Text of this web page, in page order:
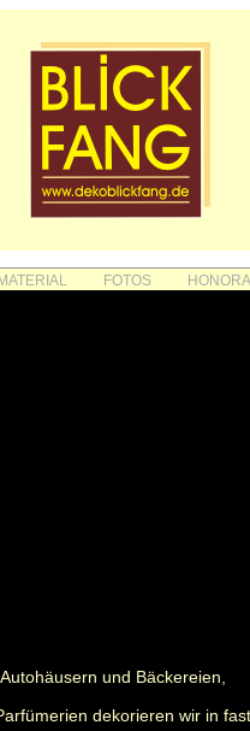
FOTOS
und Bäckereien,
dekorieren wir in